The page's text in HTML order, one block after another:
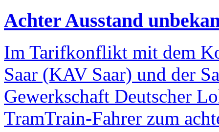
Achter Ausstand
Im Tarifkonflikt mit dem
Saar (KAV Saar) und der
Gewerkschaft Deutscher
TramTrain-Fahrer zum